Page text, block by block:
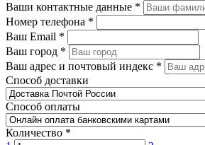
Ваши контактные данные *
Номер телефона *
Ваш Email *
Ваш город *
Ваш адрес и почтовый индекс *
Способ доставки
Способ оплаты
Количество *